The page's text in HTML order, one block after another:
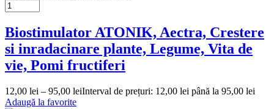
Biostimulator ATONIK, Aectra, Crestere
si inradacinare plante, Legume, Vita de
vie, Pomi fructiferi
12,00 lei – 95,00 leiInterval de prețuri: 12,00 lei până la 95,00 lei
Adaugă la favorite